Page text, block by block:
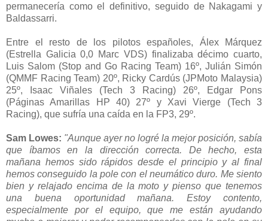
permanecería como el definitivo, seguido de Nakagami y
Baldassarri.
Entre el resto de los pilotos españoles, Álex Márquez
(Estrella Galicia 0,0 Marc VDS) finalizaba décimo cuarto,
Luis Salom (Stop and Go Racing Team) 16º, Julián Simón
(QMMF Racing Team) 20º, Ricky Cardús (JPMoto Malaysia)
25º, Isaac Viñales (Tech 3 Racing) 26º, Edgar Pons
(Páginas Amarillas HP 40) 27º y Xavi Vierge (Tech 3
Racing), que sufría una caída en la FP3, 29º.
Sam Lowes: "Aunque ayer no logré la mejor posición, sabía
que íbamos en la dirección correcta. De hecho, esta
mañana hemos sido rápidos desde el principio y al final
hemos conseguido la pole con el neumático duro. Me siento
bien y relajado encima de la moto y pienso que tenemos
una buena oportunidad mañana. Estoy contento,
especialmente por el equipo, que me están ayudando